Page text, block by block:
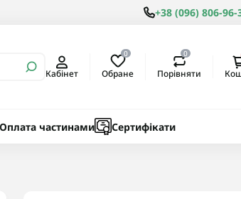
+38 (096) 806-96-
Кабінет
0
Обране
0
Порівняти
Оплата частинами Сертифікати